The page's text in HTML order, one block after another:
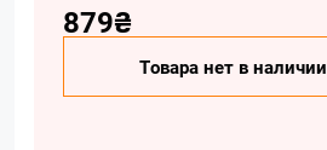
879₴
Товара нет в наличии